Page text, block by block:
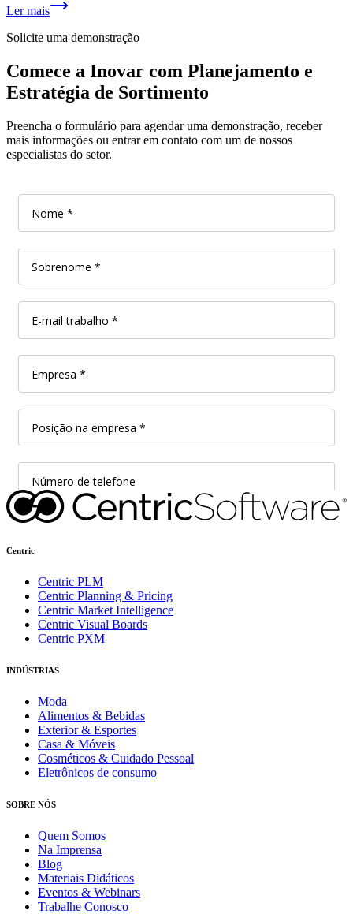
Ler mais
Solicite uma demonstração
Comece a Inovar com Planejamento e
Estratégia de Sortimento
Preencha o formulário para agendar uma demonstração, receber
mais informações ou entrar em contato com um de nossos
especialistas do setor.
Centric
Centric PLM
Centric Planning & Pricing
Centric Market Intelligence
Centric Visual Boards
Centric PXM
INDÚSTRIAS
Moda
Alimentos & Bebidas
Exterior & Esportes
Casa & Móveis
Cosméticos & Cuidado Pessoal
Eletrônicos de consumo
SOBRE NÓS
Quem Somos
Na Imprensa
Blog
Materiais Didáticos
Eventos & Webinars
Trabalhe Conosco